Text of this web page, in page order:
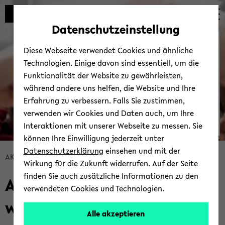
Automatische
vermeiden
zum
wechseln
zum
wechseln
zum
wechseln
Bread­
crumb
über­
sprin­
gen
AKA­DE­MIE An­ge­bo­te
bil­dung
© Uni­ver­si­tät Bie­le­feld
An­ge­wand­te Ge­sund­heits­
wis­sen­schaf­ten
Datenschutzeinstellung
Diese Webseite verwendet Cookies und ähnliche
Technologien. Einige davon sind essentiell, um die
Funktionalität der Website zu gewährleisten,
während andere uns helfen, die Website und Ihre
Erfahrung zu verbessern. Falls Sie zustimmen,
verwenden wir Cookies und Daten auch, um Ihre
Interaktionen mit unserer Webseite zu messen. Sie
können Ihre Einwilligung jederzeit unter
Datenschutzerklärung einsehen und mit der
Wirkung für die Zukunft widerrufen. Auf der Seite
finden Sie auch zusätzliche Informationen zu den
verwendeten Cookies und Technologien.
Alle akzeptieren